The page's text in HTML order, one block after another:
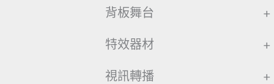
背板舞台 +
特效器材 +
視訊轉播 +